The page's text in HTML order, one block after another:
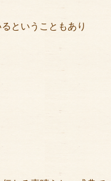
ということもあり